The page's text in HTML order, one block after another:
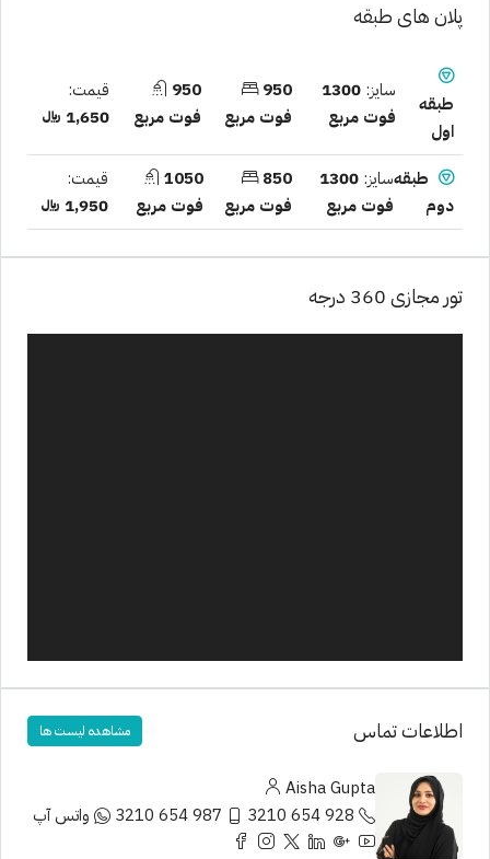
پلان های طبقه
طبقه
اول
سایز:1300
فوت مربع
950
فوت مربع
950
فوت مربع
قیمت:
1,650 ﷼
طبقه
دوم
سایز:1300
فوت مربع
850
فوت مربع
1050
فوت مربع
قیمت:
1,950 ﷼
تور مجازی 360 درجه
اطلاعات تماس مشاهده لیست ها
Aisha Gupta
928 654 3210
987 654 3210 واتس آپ